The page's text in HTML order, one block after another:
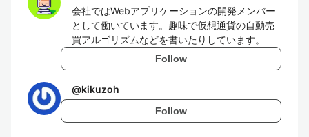
会社ではWebアプリケーションの開発メンバー
として働いています。趣味で仮想通貨の自動売
買アルゴリズムなどを書いたりしています。
Follow
@kikuzoh
Follow